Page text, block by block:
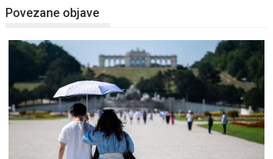
Povezane objave